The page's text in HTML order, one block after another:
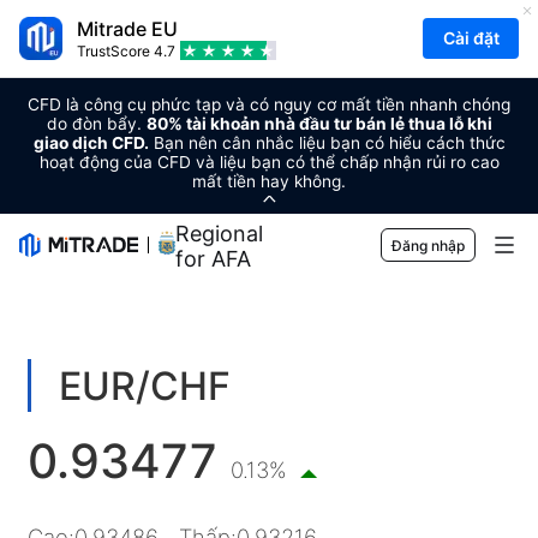
Mitrade EU
TrustScore 4.7
Cài đặt
CFD là công cụ phức tạp và có nguy cơ mất tiền nhanh chóng
do đòn bẩy. 80% tài khoản nhà đầu tư bán lẻ thua lỗ khi
giao dịch CFD. Bạn nên cân nhắc liệu bạn có hiểu cách thức
hoạt động của CFD và liệu bạn có thể chấp nhận rủi ro cao
mất tiền hay không.
Regional Sponsor
for AFA
Đăng nhập
Ngoại hối
Hàng hóa
Tiền điện tử
Giao dịch
Nền tảng giao dịch
Quản lý rủi ro
Công Cụ Thị Trường
Lịch kinh tế
Giáo dục
Công ty
EUR/CHF
0.93477 0.13%